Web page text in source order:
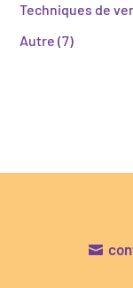
Techniques de
Autre (7)
